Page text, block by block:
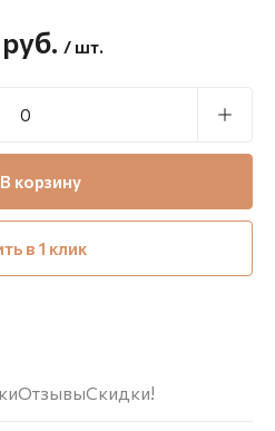
ОтзывыСкидки!
руб. / шт.
В корзину
в 1 клик